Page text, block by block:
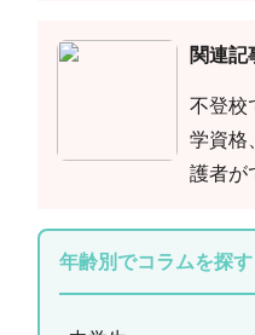
関連記
不登校
学資格
護者が
年齢別でコラムを探す